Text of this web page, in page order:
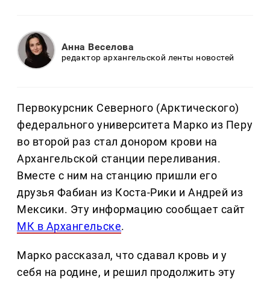
Анна Веселова
редактор архангельской ленты новостей
Первокурсник Северного (Арктического)
федерального университета Марко из Перу
во второй раз стал донором крови на
Архангельской станции переливания.
Вместе с ним на станцию пришли его
друзья Фабиан из Коста-Рики и Андрей из
Мексики. Эту информацию сообщает сайт
МК в Архангельске.
Марко рассказал, что сдавал кровь и у
себя на родине, и решил продолжить эту